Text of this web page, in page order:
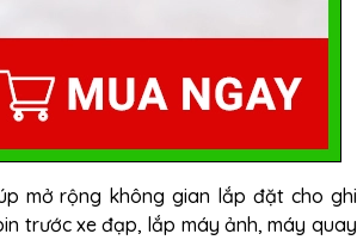
mở rộng không gian lắp đặt cho ghi
trước xe đạp, lắp máy ảnh, máy quay